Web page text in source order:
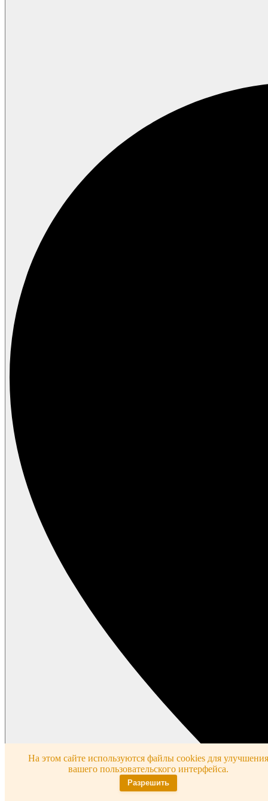
На этом сайте используются файлы cookies для улучшения
вашего пользовательского интерфейса.
Разрешить